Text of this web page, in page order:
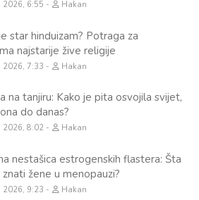
2026, 6:55 Hakan
star hinduizam? Potraga za
najstarije žive religije
2026, 7:33 Hakan
na tanjiru: Kako je pita osvojila svijet,
do danas?
2026, 8:02 Hakan
nestašica estrogenskih flastera: Šta
žene u menopauzi?
2026, 9:23 Hakan